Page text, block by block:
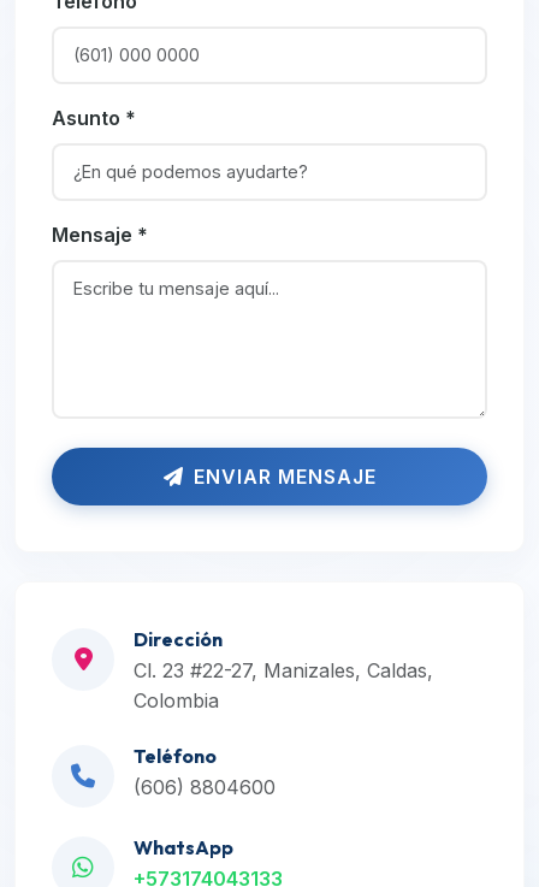
Asunto *
Mensaje *
ENVIAR MENSAJE
Dirección
Cl. 23 #22-27, Manizales, Caldas,
Colombia
Teléfono
(606) 8804600
WhatsApp
+573174043133